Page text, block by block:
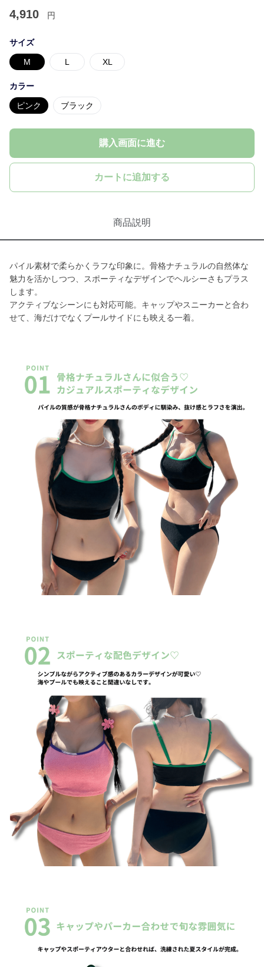
4,910 円
サイズ
M L XL
カラー
ピンク ブラック
購入画面に進む
カートに追加する
商品説明
パイル素材で柔らかくラフな印象に。骨格ナチュラルの自然体な
魅力を活かしつつ、スポーティなデザインでヘルシーさもプラス
します。
アクティブなシーンにも対応可能。キャップやスニーカーと合わ
せて、海だけでなくプールサイドにも映える一着。